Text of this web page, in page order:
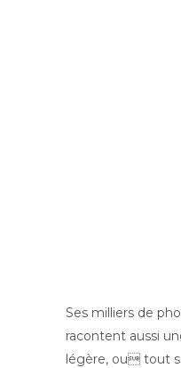
Ses milliers de
racontent aussi
légère, ou tout